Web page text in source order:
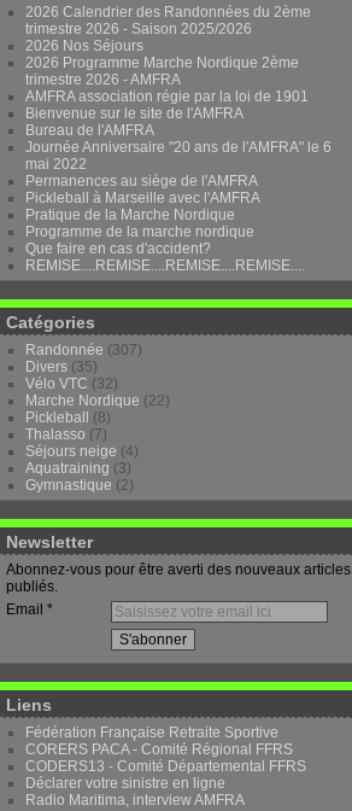
2026 Calendrier des Randonnées du 2ème
trimestre 2026 - Saison 2025/2026
2026 Nos Séjours
2026 Programme Marche Nordique 2ème
trimestre 2026 - AMFRA
AMFRA association régie par la loi de 1901
Bienvenue sur le site de l'AMFRA
Bureau de l'AMFRA
Journée Anniversaire "20 ans de l'AMFRA" le 6
mai 2022
Permanences au siège de l'AMFRA
Pickleball à Marseille avec l'AMFRA
Pratique de la Marche Nordique
Programme de la marche nordique
Que faire en cas d'accident?
REMISE....REMISE....REMISE....REMISE....
Catégories
Randonnée (307)
Divers (35)
Vélo VTC (32)
Marche Nordique (22)
Pickleball
(8)
Thalasso (7)
Séjours neige (4)
Aquatraining (3)
Gymnastique (2)
Newsletter
Abonnez-vous pour être averti des nouveaux articles
publiés.
Email
Liens
Fédération Française Retraite Sportive
CORERS PACA - Comité Régional FFRS
CODERS13 - Comité Départemental FFRS
Déclarer votre sinistre en ligne
Radio Maritima, interview AMFRA